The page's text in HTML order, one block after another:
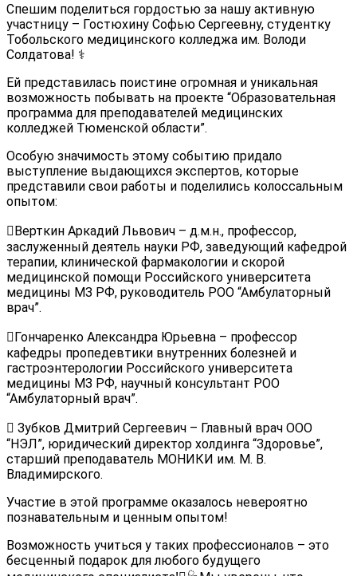
Спешим поделиться гордостью за нашу активную
участницу – Гостюхину Софью Сергеевну, студентку
Тобольского медицинского колледжа им. Володи
Солдатова! ‍⚕️
Ей представилась поистине огромная и уникальная
возможность побывать на проекте “Образовательная
программа для преподавателей медицинских
колледжей Тюменской области”.
Особую значимость этому событию придало
выступление выдающихся экспертов, которые
представили свои работы и поделились колоссальным
опытом:
‍⚕Верткин Аркадий Львович – д.м.н., профессор,
заслуженный деятель науки РФ, заведующий кафедрой
терапии, клинической фармакологии и скорой
медицинской помощи Российского университета
медицины МЗ РФ, руководитель РОО “Амбулаторный
врач”.
‍⚕Гончаренко Александра Юрьевна – профессор
кафедры пропедевтики внутренних болезней и
гастроэнтерологии Российского университета
медицины МЗ РФ, научный консультант РОО
“Амбулаторный врач”.
‍⚕ Зубков Дмитрий Сергеевич – Главный врач ООО
“НЭЛ”, юридический директор холдинга “Здоровье”,
старший преподаватель МОНИКИ им. М. В.
Владимирского.
Участие в этой программе оказалось невероятно
познавательным и ценным опытом!
Возможность учиться у таких профессионалов – это
бесценный подарок для любого будущего